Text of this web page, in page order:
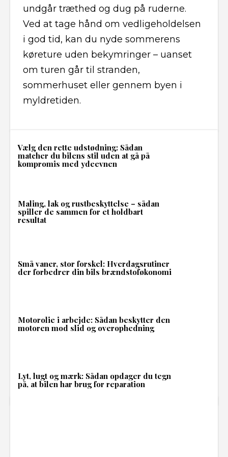
undgår træthed og dug på ruderne.
Ved at tage hånd om vedligeholdelsen
i god tid, kan du nyde sommerens
køreture uden bekymringer – uanset
om turen går til stranden,
sommerhuset eller gennem byen i
myldretiden.
Vælg den rette udstødning: Sådan
matcher du bilens stil uden at gå på
kompromis med ydeevnen
Maling, lak og rustbeskyttelse – sådan
spiller de sammen for et holdbart
resultat
Små vaner, stor forskel: Hverdagsrutiner
der forbedrer din bils brændstoføkonomi
Motorolie i arbejde: Sådan beskytter den
motoren mod slid og overophedning
Lyt, lugt og mærk: Sådan opdager du tegn
på, at bilen har brug for reparation